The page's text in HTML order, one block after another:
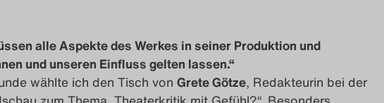
alle Aspekte des Werkes in seiner Produktion und
und unseren Einfluss gelten lassen.“
wählte ich den Tisch von Grete Götze, Redakteurin bei der